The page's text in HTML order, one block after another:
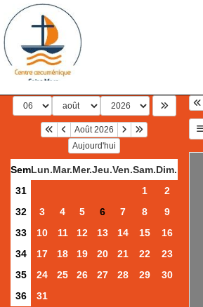
Août 2026
Aujourd'hui
SemLun.Mar.Mer.Jeu.Ven.Sam.Dim.
31
1
2
32
3 4 5 6 7 8
9
33
10 11 12 13 14 15
16
34
17 18 19 20 21 22
23
35
24 25 26 27 28 29
30
36
31